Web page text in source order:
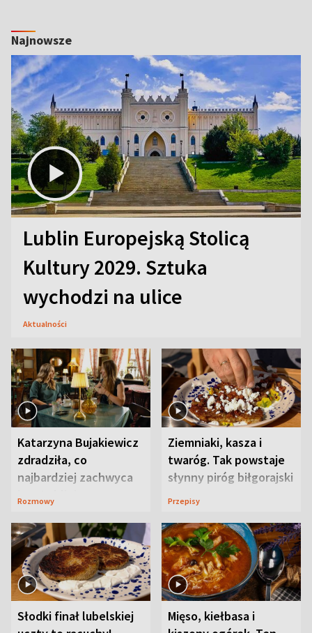
Najnowsze
Lublin Europejską Stolicą
Kultury 2029. Sztuka
wychodzi na ulice
Aktualności
Katarzyna Bujakiewicz
zdradziła, co
najbardziej zachwyca
ją w Lublinie
Rozmowy
Ziemniaki, kasza i
twaróg. Tak powstaje
słynny piróg biłgorajski
Przepisy
Słodki finał lubelskiej
Mięso, kiełbasa i